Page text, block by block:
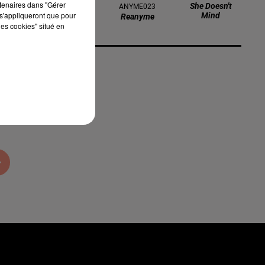
Millions Dollar
Baby
ANYME023
Reanyme
She Doesn't
Mind
dans "Gérer
que pour
cookies" situé en